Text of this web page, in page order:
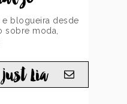
blogueira desde
sobre moda,
Lia